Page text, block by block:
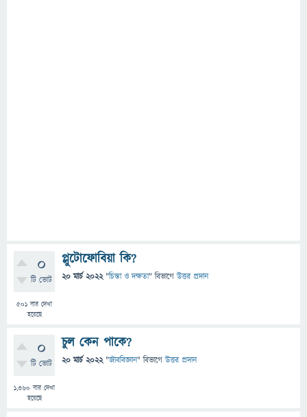
0
টি ভোট
501 বার দেখা
হয়েছে
প্লুটোফোবিয়া কি?
20 মার্চ 2022 "চিন্তা ও দক্ষতা" বিভাগে উত্তর প্রদান
0
টি ভোট
1,360 বার দেখা
হয়েছে
চুল কেন পাকে?
20 মার্চ 2022 "জীববিজ্ঞান" বিভাগে উত্তর প্রদান